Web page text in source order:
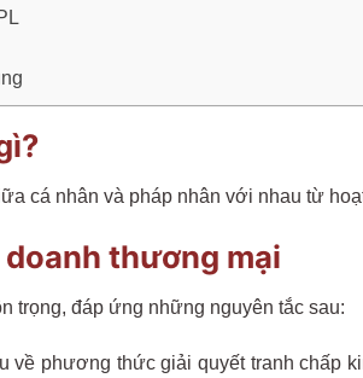
cá nhân và pháp nhân với nhau từ
thương mại
trọng, đáp ứng những nguyên tắc sau:
về phương thức giải quyết tranh chấp